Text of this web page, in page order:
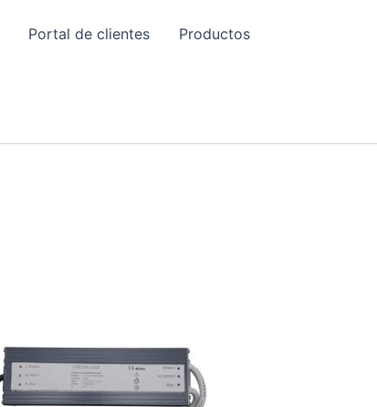
Portal de clientes Productos